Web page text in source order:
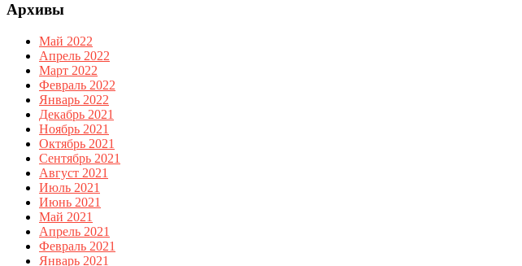
Архивы
Май 2022
Апрель 2022
Март 2022
Февраль 2022
Январь 2022
Декабрь 2021
Ноябрь 2021
Октябрь 2021
Сентябрь 2021
Август 2021
Июль 2021
Июнь 2021
Май 2021
Апрель 2021
Февраль 2021
Январь 2021